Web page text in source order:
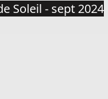
Soleil - sept 2024